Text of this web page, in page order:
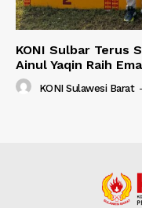
KONI Sulbar Terus
Ainul Yaqin Raih
KONI Sulawesi Barat -